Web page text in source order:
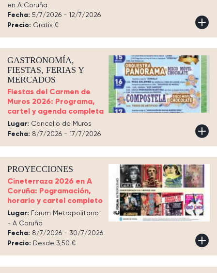
en A Coruña
Fecha: 5/7/2026 - 12/7/2026
Precio: Gratis €
GASTRONOMÍA,
FIESTAS, FERIAS Y
MERCADOS
Fiestas del Carmen de
Muros 2026: Programa,
cartel y agenda completa
Lugar: Concello de Muros
Fecha: 8/7/2026 - 17/7/2026
PROYECCIONES
Cineterraza 2026 en A
Coruña: Pogramación,
horario y cartel completo
Lugar: Fórum Metropolitano
- A Coruña
Fecha: 8/7/2026 - 30/7/2026
Precio: Desde 3,50 €